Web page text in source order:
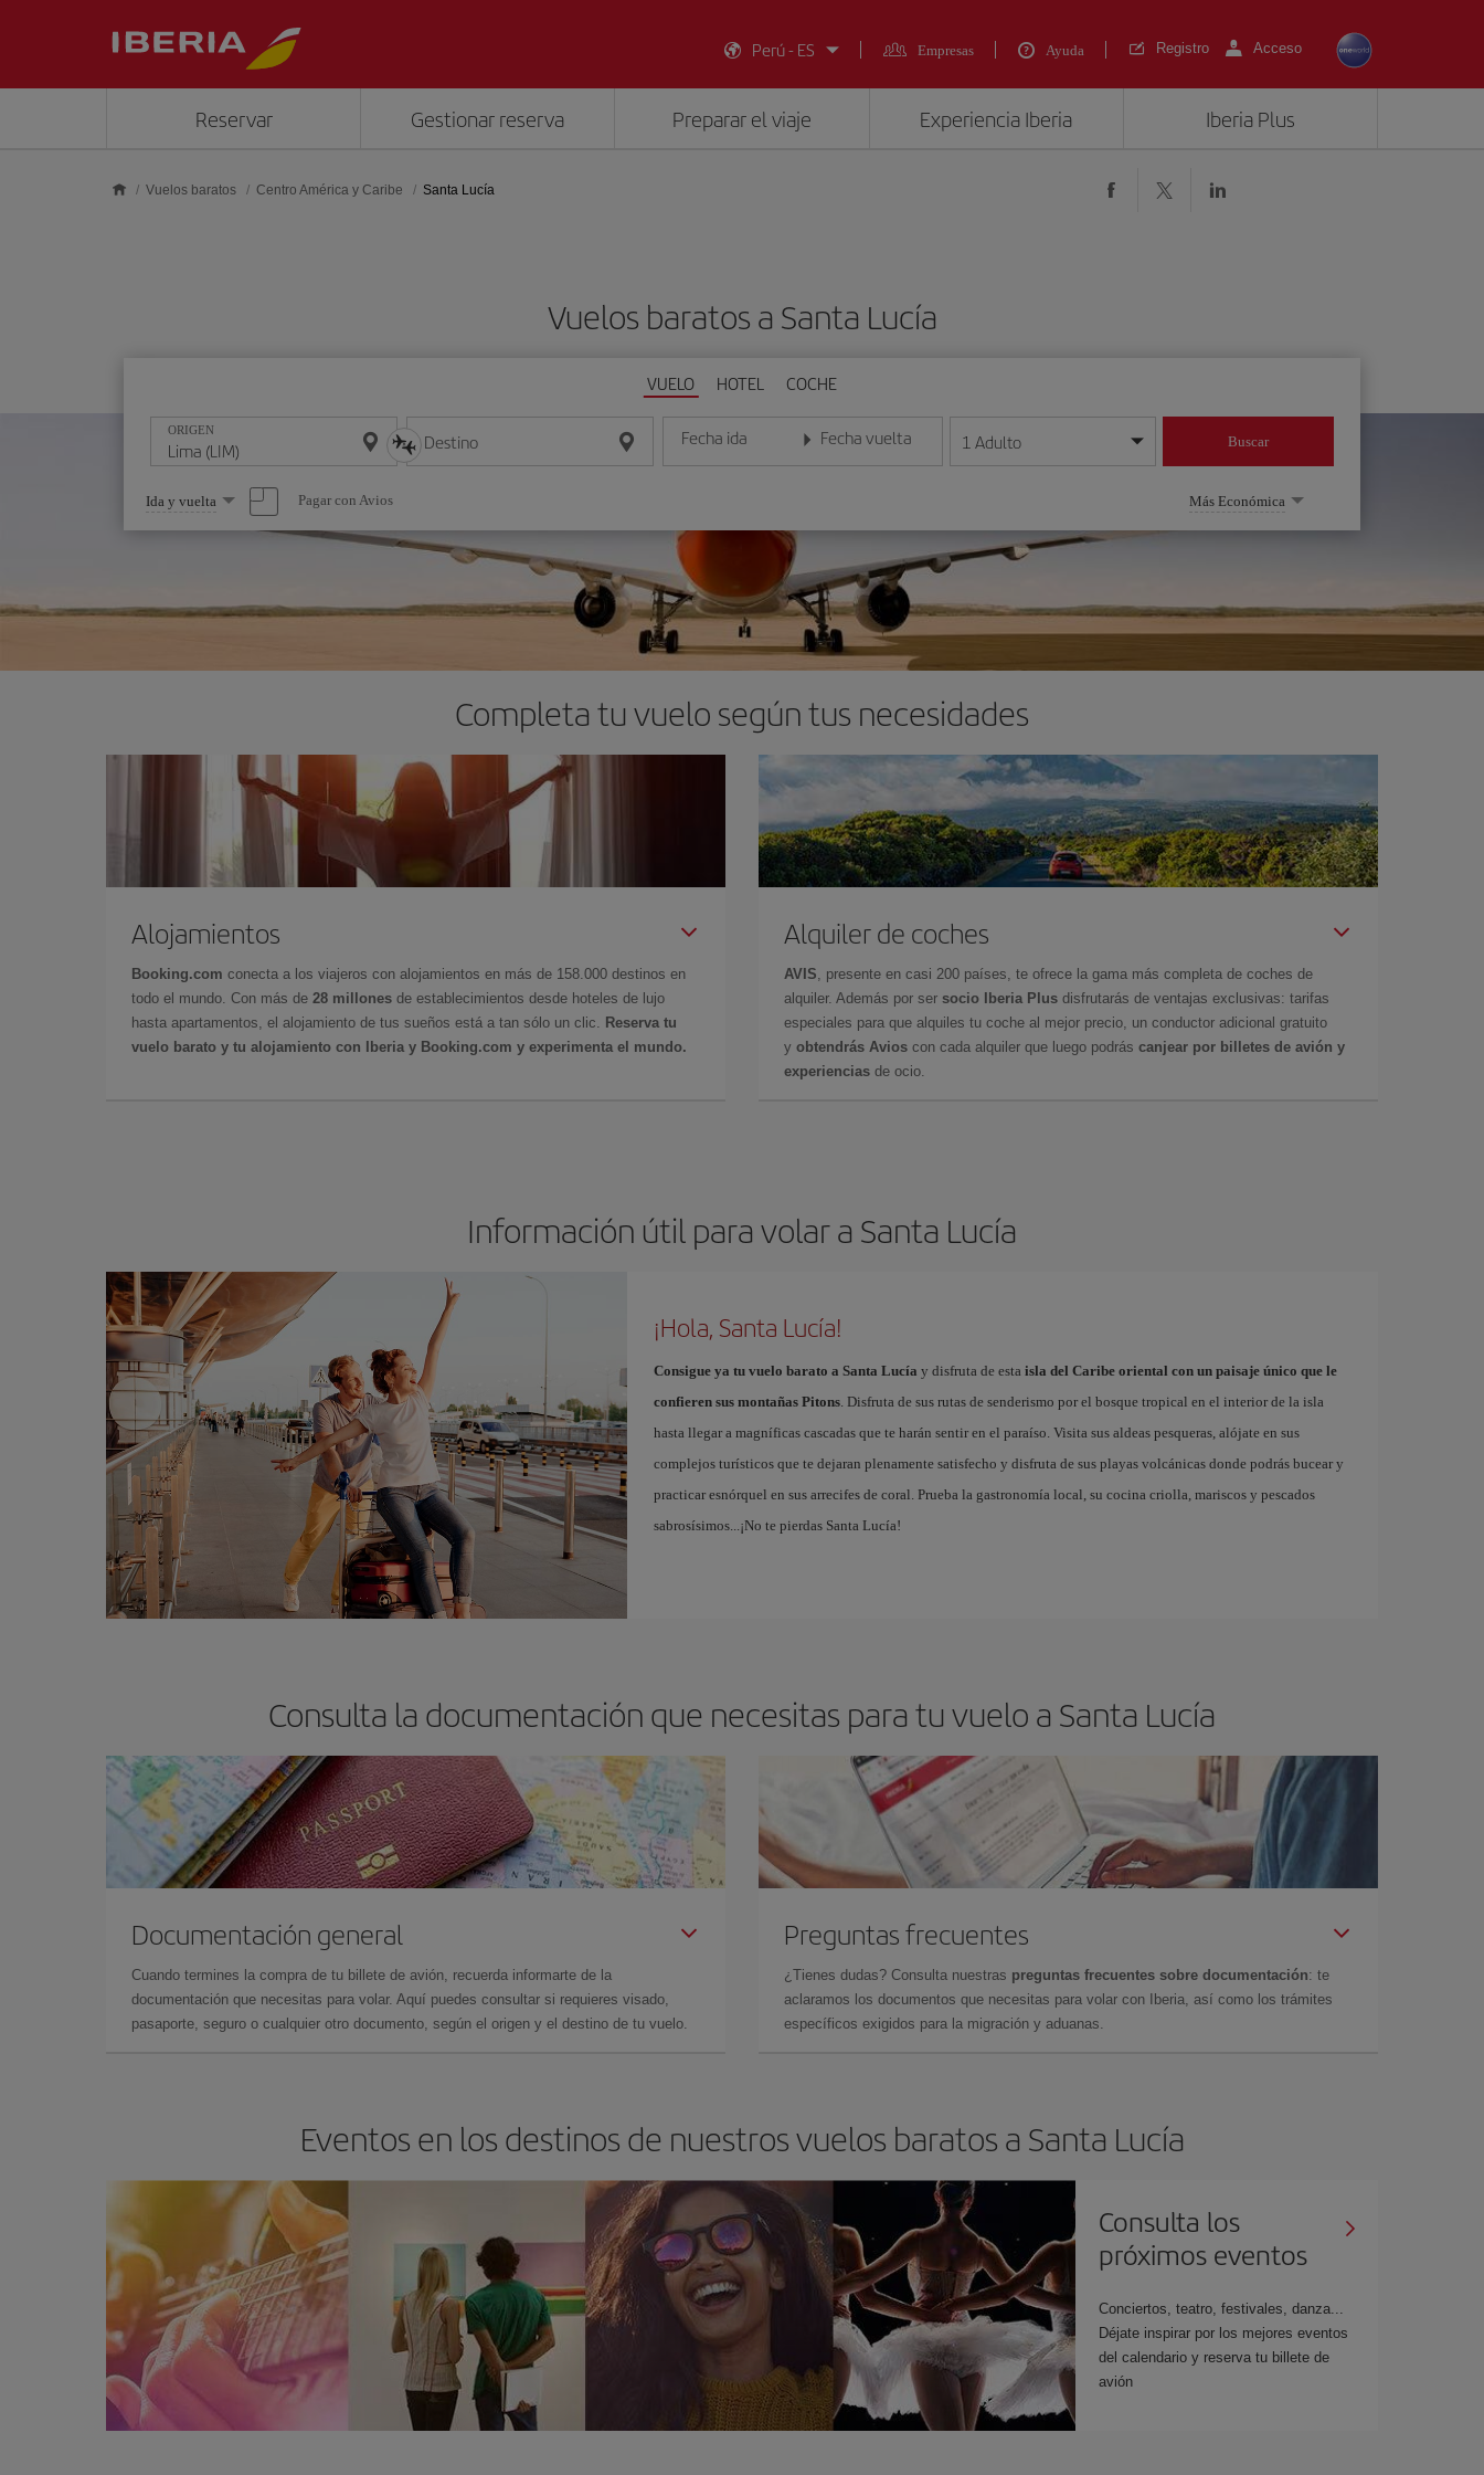
Perú - ES
Empresas Ayuda Registro Acceso
Reservar Gestionar reserva Preparar el viaje Experiencia Iberia Iberia Plus
Vuelos baratos Centro América y Caribe Santa Lucía
Vuelos baratos a Santa Lucía
VUELO HOTEL COCHE
ORIGEN Destino Fecha ida
Introduce la fecha en formato día/mes/año
Fecha vuelta
Introduce la fecha en formato día/mes/año
1 Adulto Buscar
Seleccione
una
opción
Ida y vuelta Pagar con Avios Más Económica
Completa tu vuelo según tus necesidades
Alojamientos
Booking.com conecta a los viajeros con alojamientos en más de 158.000 destinos en
todo el mundo. Con más de 28 millones de establecimientos desde hoteles de lujo
hasta apartamentos, el alojamiento de tus sueños está a tan sólo un clic.
Reserva tu
vuelo barato y tu alojamiento con Iberia y Booking.com y experimenta el mundo.
Alquiler de coches
AVIS , presente en casi 200 países, te ofrece la gama más completa de coches de
alquiler. Además por ser socio Iberia Plus disfrutarás de ventajas exclusivas: tarifas
especiales para que alquiles tu coche al mejor precio, un conductor adicional gratuito
y obtendrás Avios con cada alquiler que luego podrás canjear por billetes de avión y
experiencias de ocio.
Información útil para volar a Santa Lucía
¡Hola, Santa Lucía!
Consigue ya tu vuelo barato a Santa Lucía y disfruta de esta isla del Caribe oriental con un paisaje único que le
confieren sus montañas Pitons. Disfruta de sus rutas de senderismo por el bosque tropical en el interior de la isla
hasta llegar a magníficas cascadas que te harán sentir en el paraíso. Visita sus aldeas pesqueras, alójate en sus
complejos turísticos que te dejaran plenamente satisfecho y disfruta de sus playas volcánicas donde podrás bucear y
practicar esnórquel en sus arrecifes de coral. Prueba la gastronomía local, su cocina criolla, mariscos y pescados
sabrosísimos...¡No te pierdas Santa Lucía!
Consulta la documentación que necesitas para tu vuelo a Santa Lucía
Documentación general
Cuando termines la compra de tu billete de avión, recuerda informarte de la
documentación que necesitas para volar. Aquí puedes consultar si requieres visado,
pasaporte, seguro o cualquier otro documento, según el origen y el destino de tu vuelo.
Preguntas frecuentes
¿Tienes dudas? Consulta nuestras preguntas frecuentes sobre documentación: te
aclaramos los documentos que necesitas para volar con Iberia, así como los trámites
específicos exigidos para la migración y aduanas.
Eventos en los destinos de nuestros vuelos baratos a Santa Lucía
Consulta los
próximos eventos
Conciertos, teatro, festivales, danza...
Déjate inspirar por los mejores eventos
del calendario y reserva tu billete de
avión